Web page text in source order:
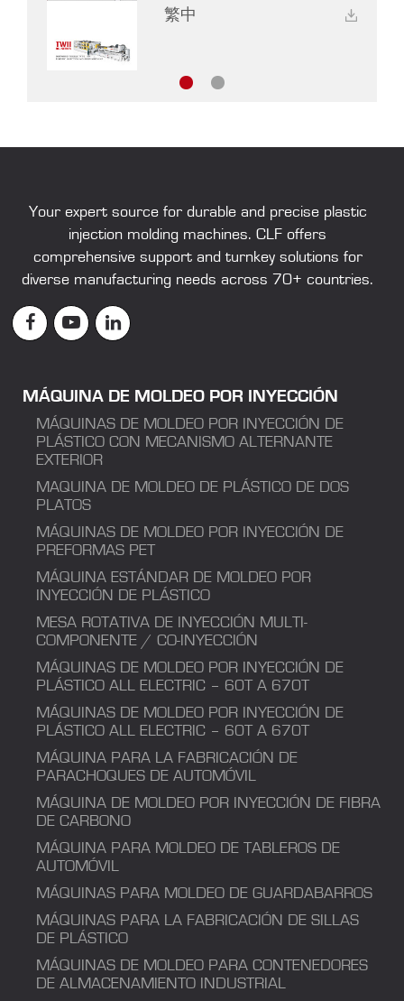
繁中
Your expert source for durable and precise plastic
injection molding machines. CLF offers
comprehensive support and turnkey solutions for
diverse manufacturing needs across 70+ countries.
MÁQUINA DE MOLDEO POR INYECCIÓN
MÁQUINAS DE MOLDEO POR INYECCIÓN DE
PLÁSTICO CON MECANISMO ALTERNANTE
EXTERIOR
MAQUINA DE MOLDEO DE PLÁSTICO DE DOS
PLATOS
MÁQUINAS DE MOLDEO POR INYECCIÓN DE
PREFORMAS PET
MÁQUINA ESTÁNDAR DE MOLDEO POR
INYECCIÓN DE PLÁSTICO
MESA ROTATIVA DE INYECCIÓN MULTI-
COMPONENTE / CO-INYECCIÓN
MÁQUINAS DE MOLDEO POR INYECCIÓN DE
PLÁSTICO ALL ELECTRIC – 60T A 670T
MÁQUINAS DE MOLDEO POR INYECCIÓN DE
PLÁSTICO ALL ELECTRIC – 60T A 670T
MÁQUINA PARA LA FABRICACIÓN DE
PARACHOQUES DE AUTOMÓVIL
MÁQUINA DE MOLDEO POR INYECCIÓN DE FIBRA
DE CARBONO
MÁQUINA PARA MOLDEO DE TABLEROS DE
AUTOMÓVIL
MÁQUINAS PARA MOLDEO DE GUARDABARROS
MÁQUINAS PARA LA FABRICACIÓN DE SILLAS
DE PLÁSTICO
MÁQUINAS DE MOLDEO PARA CONTENEDORES
DE ALMACENAMIENTO INDUSTRIAL